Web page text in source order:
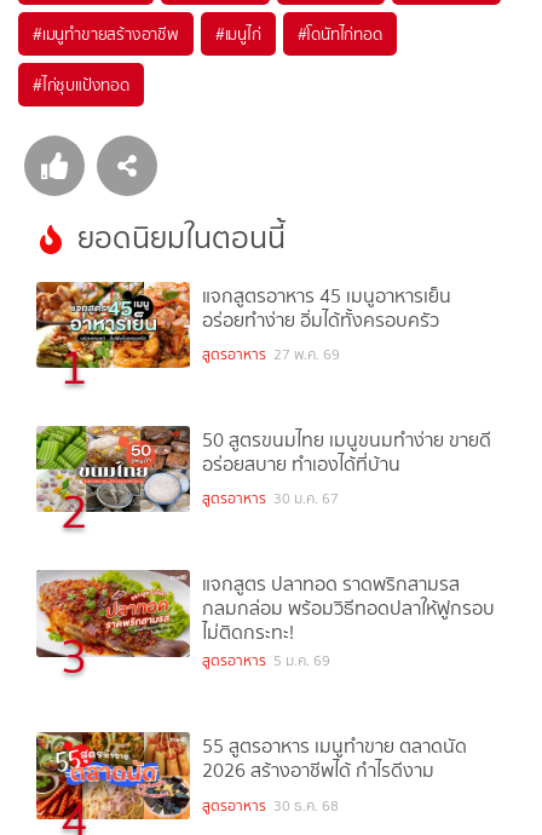
#เมนูทำขายสร้างอาชีพ #เมนูไก่ #โดนัทไก่ทอด
#ไก่ชุบแป้งทอด
ยอดนิยมในตอนนี้
1
แจกสูตรอาหาร 45 เมนูอาหารเย็น
อร่อยทำง่าย อิ่มได้ทั้งครอบครัว
สูตรอาหาร 27 พ.ค. 69
2
50 สูตรขนมไทย เมนูขนมทำง่าย ขายดี
อร่อยสบาย ทำเองได้ที่บ้าน
สูตรอาหาร 30 ม.ค. 67
3
แจกสูตร ปลาทอด ราดพริกสามรส
กลมกล่อม พร้อมวิธีทอดปลาให้ฟูกรอบ
ไม่ติดกระทะ!
สูตรอาหาร 5 ม.ค. 69
4
55 สูตรอาหาร เมนูทำขาย ตลาดนัด
2026 สร้างอาชีพได้ กำไรดีงาม
สูตรอาหาร 30 ธ.ค. 68